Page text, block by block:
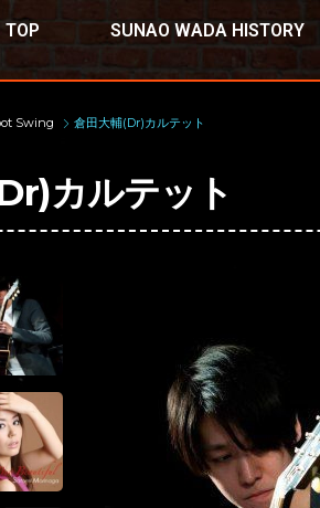
TOP SUNAO WADA HISTORY
Swing 倉田大輔(Dr)カルテット
カルテット